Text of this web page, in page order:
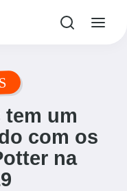
tem um
com os
na